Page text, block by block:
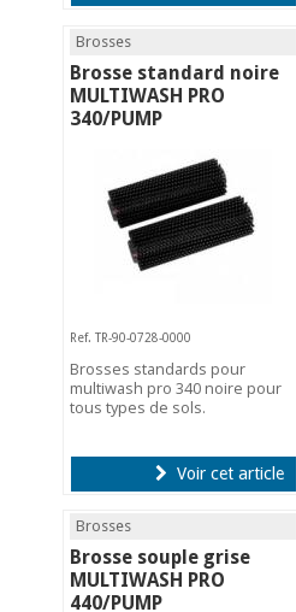
Brosses
Brosse standard noire
MULTIWASH PRO
340/PUMP
Ref. TR-90-0728-0000
Brosses standards pour
multiwash pro 340 noire pour
tous types de sols.
Voir cet article
Brosses
Brosse souple grise
MULTIWASH PRO
440/PUMP